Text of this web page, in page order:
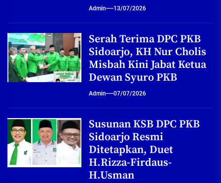
Admin 13/07/2026
Serah Terima DPC PKB
Sidoarjo, KH Nur Cholis
Misbah Kini Jabat Ketua
Dewan Syuro PKB
Admin 07/07/2026
Susunan KSB DPC PKB
Sidoarjo Resmi
Ditetapkan, Duet
H.Rizza-Firdaus-
H.Usman